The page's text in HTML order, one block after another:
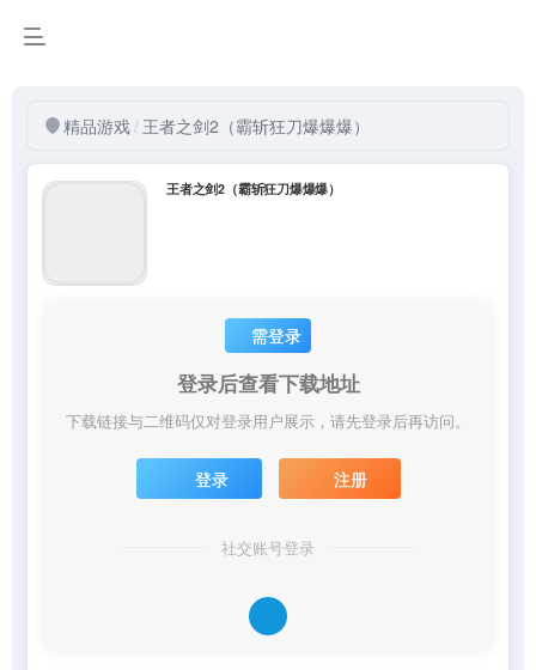
精品游戏/ 王者之剑2（霸斩狂刀爆爆爆）
王者之剑2（霸斩狂刀爆爆爆）
需登录
登录后查看下载地址
下载链接与二维码仅对登录用户展示，请先登录后再访问。
登录 注册
社交账号登录